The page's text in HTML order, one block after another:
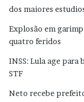
dos maiores
Explosão em
quatro feridos
INSS: Lula age
STF
Neto recebe